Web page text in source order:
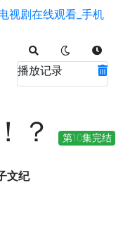
播放记录
？ 第10集完结
文纪